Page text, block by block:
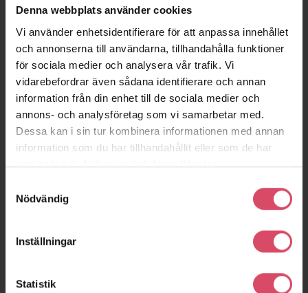
Denna webbplats använder cookies
Vi använder enhetsidentifierare för att anpassa innehållet
och annonserna till användarna, tillhandahålla funktioner
för sociala medier och analysera vår trafik. Vi
vidarebefordrar även sådana identifierare och annan
information från din enhet till de sociala medier och
annons- och analysföretag som vi samarbetar med.
Dessa kan i sin tur kombinera informationen med annan
information som du har tillhandahållit eller som de har
samlat in när du har använt deras tjänster.
Nödvändig
Inställningar
Statistik